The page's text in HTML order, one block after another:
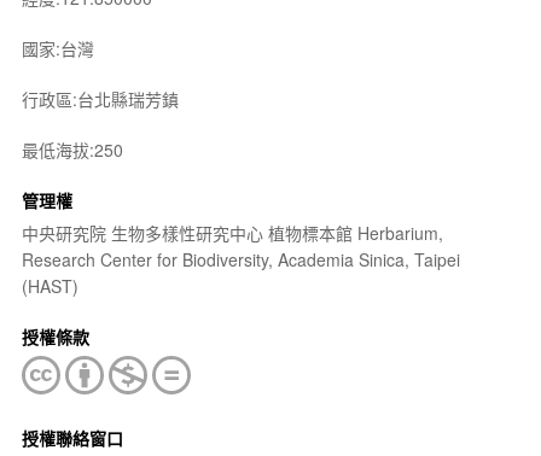
國家:台灣
行政區:台北縣瑞芳鎮
最低海拔:250
管理權
中央研究院 生物多樣性研究中心 植物標本館 Herbarium,
Research Center for Biodiversity, Academia Sinica, Taipei
(HAST)
授權條款
授權聯絡窗口